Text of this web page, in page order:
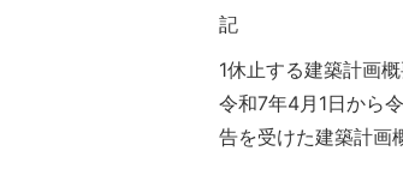
記
1休止する建築計画
令和7年4月1日から
告を受けた建築計画